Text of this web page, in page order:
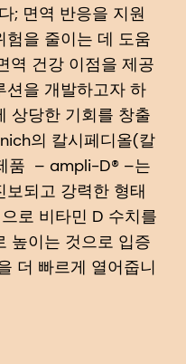
; 면역 반응을 지원
을 줄이는 데 도움
역 건강 이점을 제공
션을 개발하고자 하
상당한 기회를 창출
의 칼시페디올(칼
품 – ampli-D® –는
되고 강력한 형태
로 비타민 D 수치를
높이는 것으로 입증
더 빠르게 열어줍니